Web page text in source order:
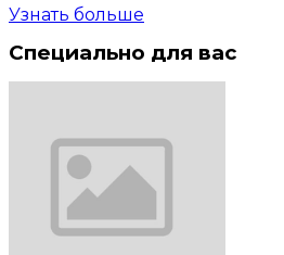
Узнать больше
Специально для вас